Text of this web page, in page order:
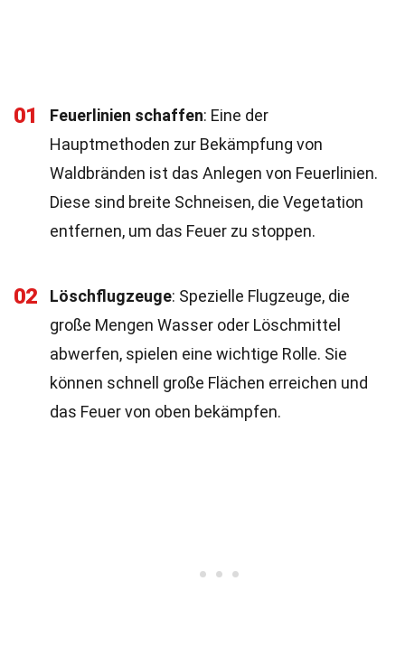
01 Feuerlinien schaffen: Eine der
Hauptmethoden zur Bekämpfung von
Waldbränden ist das Anlegen von Feuerlinien.
Diese sind breite Schneisen, die Vegetation
entfernen, um das Feuer zu stoppen.
02 Löschflugzeuge: Spezielle Flugzeuge, die
große Mengen Wasser oder Löschmittel
abwerfen, spielen eine wichtige Rolle. Sie
können schnell große Flächen erreichen und
das Feuer von oben bekämpfen.